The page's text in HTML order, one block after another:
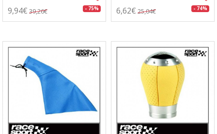
9,94€ 39,26€ - 75% 6,62€ 25,04€ - 74%